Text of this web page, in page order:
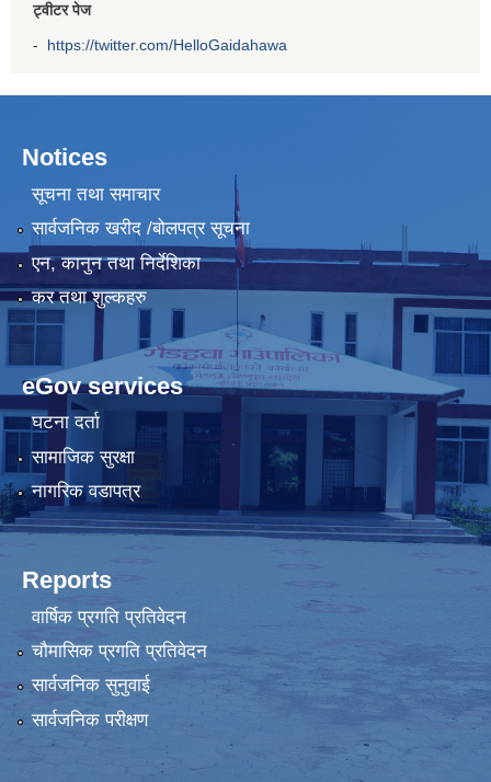
ट्वीटर पेज
- https://twitter.com/HelloGaidahawa
Notices
सूचना तथा समाचार
सार्वजनिक खरीद /बोलपत्र सूचना
एन, कानुन तथा निर्देशिका
कर तथा शुल्कहरु
eGov services
घटना दर्ता
सामाजिक सुरक्षा
नागरिक वडापत्र
Reports
वार्षिक प्रगति प्रतिवेदन
चौमासिक प्रगति प्रतिवेदन
सार्वजनिक सुनुवाई
सार्वजनिक परीक्षण